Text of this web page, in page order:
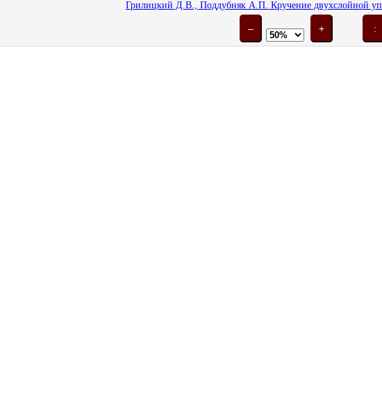
Грилицкий Д.В., Поддубняк А.П. Кручение двухслойной
– + :